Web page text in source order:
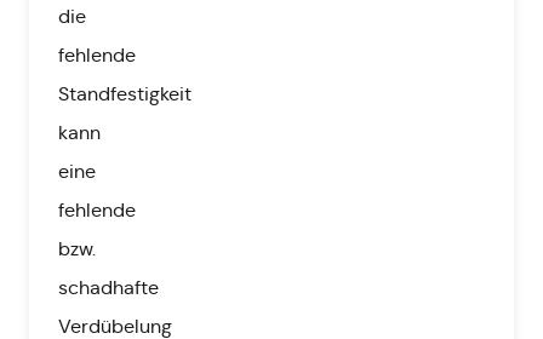
die
fehlende
Standfestigkeit
kann
eine
fehlende
bzw.
schadhafte
Verdübelung